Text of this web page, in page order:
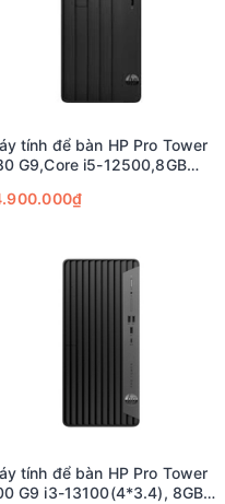
tính để bàn HP Pro Tower
G9,Core i5-12500,8GB
ac+BT,USB
tính để bàn HP Pro Tower
G9 i3-13100(4*3.4), 8GB